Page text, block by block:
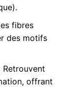
fibres
des motifs
Retrouvent
offrant